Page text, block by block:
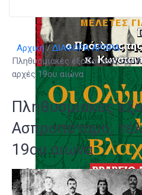
Αρχική
ΔΙΑΦΟΡΑ ΑΡΘΡΑ
Πληθυσμιακές έξοδοι από τον
αρχές 19ου αιώνα
Πληθυσμιακές
Ασπροπόταμο,
19ου αιώνα